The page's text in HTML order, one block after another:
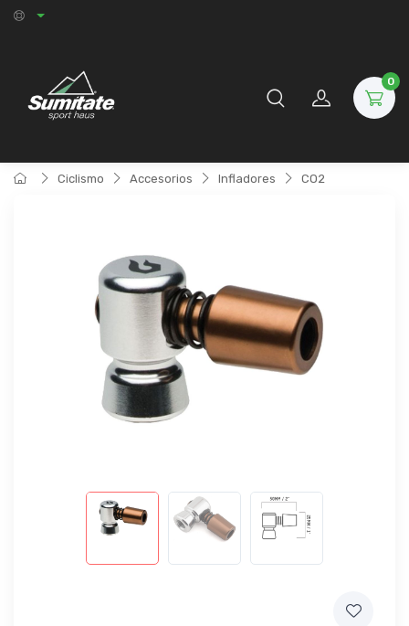
0
Ciclismo Accesorios Infladores CO2